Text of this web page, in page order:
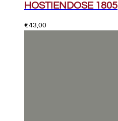
HOSTIENDOSE 1805
€43,00